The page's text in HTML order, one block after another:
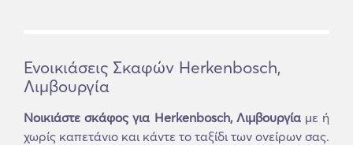
Ενοικιάσεις Σκαφών Herkenbosch,
Λιμβουργία
Νοικιάστε σκάφος για Herkenbosch, Λιμβουργίαμε ή
χωρίς καπετάνιο και κάντε το ταξίδι των ονείρων σας.